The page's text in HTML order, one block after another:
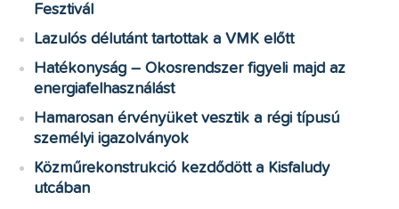
Fesztivál
Lazulós délutánt tartottak a VMK előtt
Hatékonyság – Okosrendszer figyeli majd az
energiafelhasználást
Hamarosan érvényüket vesztik a régi típusú
személyi igazolványok
Közműrekonstrukció kezdődött a Kisfaludy
utcában